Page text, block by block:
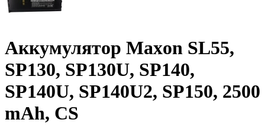
Аккумулятор Maxon SL55,
SP130, SP130U, SP140,
SP140U, SP140U2, SP150, 2500
mAh, CS